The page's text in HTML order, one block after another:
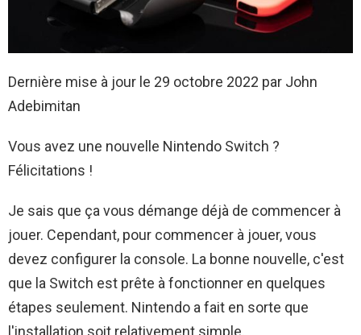
Dernière mise à jour le 29 octobre 2022 par John
Adebimitan
Vous avez une nouvelle Nintendo Switch ?
Félicitations !
Je sais que ça vous démange déjà de commencer à
jouer. Cependant, pour commencer à jouer, vous
devez configurer la console. La bonne nouvelle, c'est
que la Switch est prête à fonctionner en quelques
étapes seulement. Nintendo a fait en sorte que
l'installation soit relativement simple.